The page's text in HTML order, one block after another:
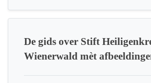
De gids over Stift
Wienerwald mèt